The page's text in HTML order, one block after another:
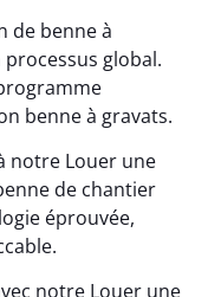
de benne à
global.
benne à gravats.
notre Louer une
de chantier
éprouvée,
notre Louer une